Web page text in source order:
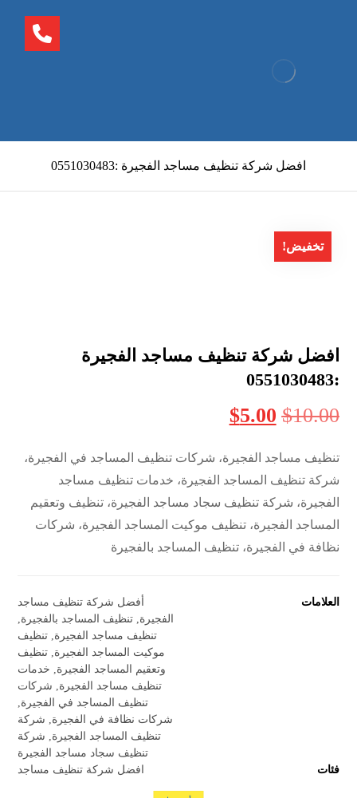
افضل شركة تنظيف مساجد الفجيرة :0551030483
تخفيض!
افضل شركة تنظيف مساجد الفجيرة
:0551030483
$10.00
$5.00
تنظيف مساجد الفجيرة، شركات تنظيف المساجد في الفجيرة،
شركة تنظيف المساجد الفجيرة، خدمات تنظيف مساجد
الفجيرة، شركة تنظيف سجاد مساجد الفجيرة، تنظيف وتعقيم
المساجد الفجيرة، تنظيف موكيت المساجد الفجيرة، شركات
نظافة في الفجيرة، تنظيف المساجد بالفجيرة
العلامات
أفضل شركة تنظيف مساجد
الفجيرة تنظيف المساجد بالفجيرة
تنظيف مساجد الفجيرة تنظيف
موكيت المساجد الفجيرة تنظيف
وتعقيم المساجد الفجيرة
خدمات
تنظيف مساجد الفجيرة
شركات
تنظيف المساجد في الفجيرة
شركات نظافة في الفجيرة
شركة
تنظيف المساجد الفجيرة
شركة
تنظيف سجاد مساجد الفجيرة
فئات
افضل شركة تنظيف مساجد